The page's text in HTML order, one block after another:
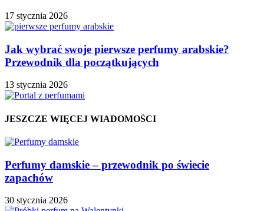
17 stycznia 2026
Jak wybrać swoje pierwsze perfumy arabskie?
Przewodnik dla początkujących
13 stycznia 2026
JESZCZE WIĘCEJ WIADOMOŚCI
Perfumy damskie – przewodnik po świecie
zapachów
30 stycznia 2026